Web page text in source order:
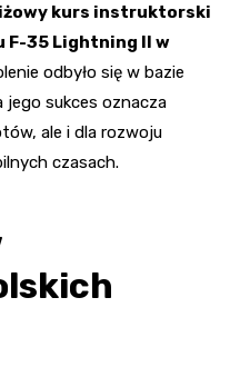
kurs instruktorski
F-35 Lightning II w
odbyło się w bazie
jego sukces oznacza
ale i dla rozwoju
czasach.